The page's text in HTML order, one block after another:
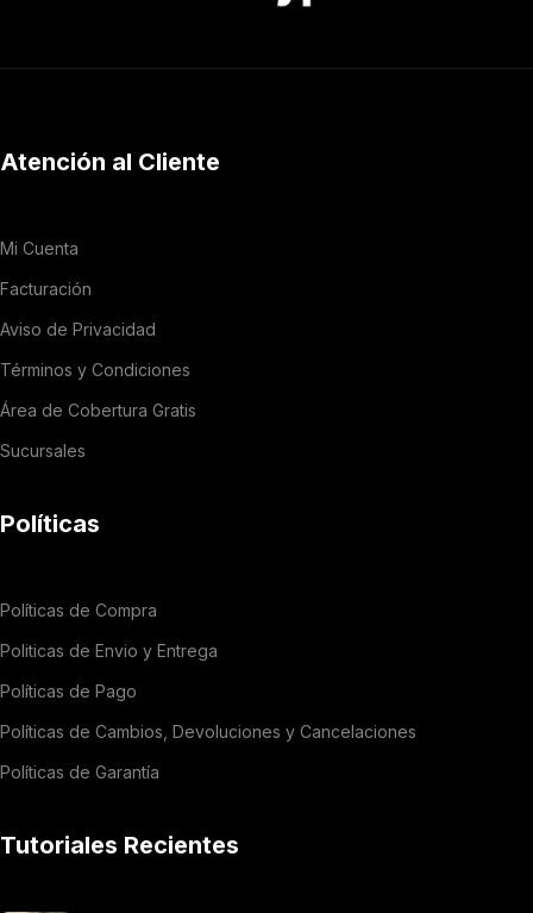
Atención al Cliente
Mi Cuenta
Facturación
Aviso de Privacidad
Términos y Condiciones
Área de Cobertura Gratis
Sucursales
Políticas
Políticas de Compra
Politicas de Envio y Entrega
Políticas de Pago
Políticas de Cambios, Devoluciones y Cancelaciones
Políticas de Garantía
Tutoriales Recientes